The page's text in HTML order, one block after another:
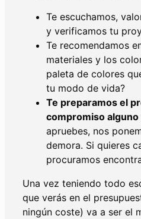
Te escuchamos,
y verificamos tu
Te recomendamos
materiales y los
paleta de colores
tu modo de vida?
Te preparamos el
compromiso
apruebes, nos
demora. Si quieres
procuramos
Una vez teniendo todo
que verás en el
ningún coste) va a ser el